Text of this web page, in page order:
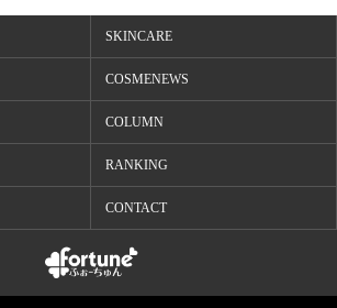
SKINCARE
COSMENEWS
COLUMN
RANKING
CONTACT